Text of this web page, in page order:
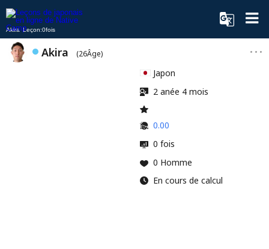
Akira Leçon:0fois
Akira (26Âge)
Japon
2 anée 4 mois
0.00
0 fois
0 Homme
En cours de calcul